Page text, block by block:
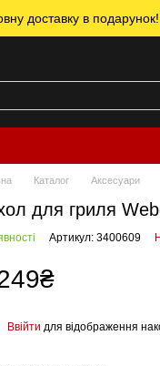
доставку в
Каталог Аксесуари
для гриля
Артикул: 3400609
Ввійти для відображення